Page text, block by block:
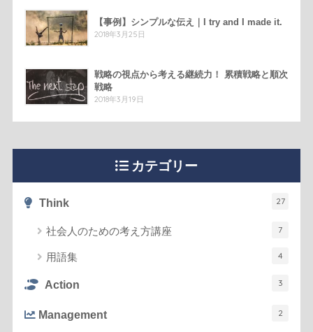
【事例】シンプルな伝え｜I try and I made it.
2018年3月25日
戦略の視点から考える継続力！ 累積戦略と順次
戦略
2018年3月19日
カテゴリー
Think 27
社会人のための考え方講座 7
用語集 4
Action 3
Management 2